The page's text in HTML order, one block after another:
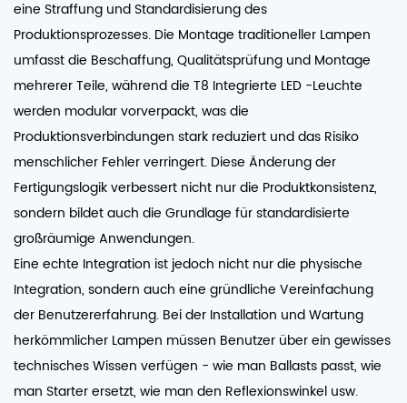
eine Straffung und Standardisierung des
Produktionsprozesses. Die Montage traditioneller Lampen
umfasst die Beschaffung, Qualitätsprüfung und Montage
mehrerer Teile, während die T8 Integrierte LED -Leuchte
werden modular vorverpackt, was die
Produktionsverbindungen stark reduziert und das Risiko
menschlicher Fehler verringert. Diese Änderung der
Fertigungslogik verbessert nicht nur die Produktkonsistenz,
sondern bildet auch die Grundlage für standardisierte
großräumige Anwendungen.
Eine echte Integration ist jedoch nicht nur die physische
Integration, sondern auch eine gründliche Vereinfachung
der Benutzererfahrung. Bei der Installation und Wartung
herkömmlicher Lampen müssen Benutzer über ein gewisses
technisches Wissen verfügen - wie man Ballasts passt, wie
man Starter ersetzt, wie man den Reflexionswinkel usw.